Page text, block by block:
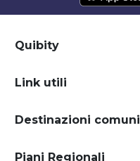
Quibity
Link utili
Destinazioni comuni
Piani Regionali